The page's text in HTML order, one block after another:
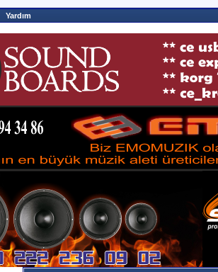
Yardım